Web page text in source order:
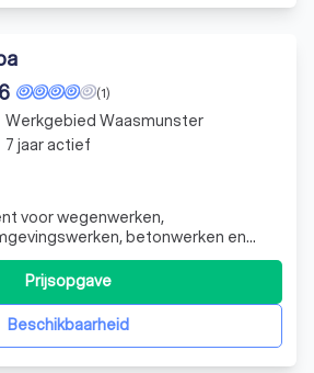
(1)
voor wegenwerken,
betonwerken en
Beschikbaarheid
Prijsopgave
Werkgebied Waasmunster
7 jaar actief